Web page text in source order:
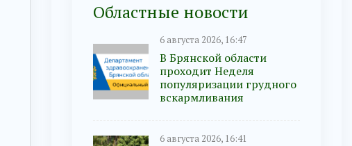
Областные новости
6 августа 2026, 16:47
В Брянской области
проходит Неделя
популяризации грудного
вскармливания
6 августа 2026, 16:41